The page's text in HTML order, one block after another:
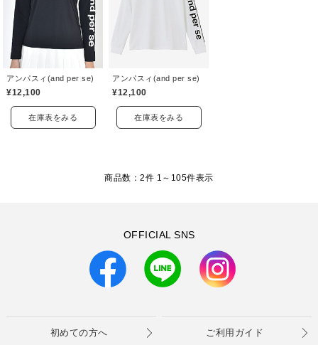
アンパスィ(and per se)
¥12,100
在庫表をみる
アンパスィ(and per se)
¥12,100
在庫表をみる
商品数：2件 1～ 105件表示
OFFICIAL SNS
初めての方へ ご利用ガイド